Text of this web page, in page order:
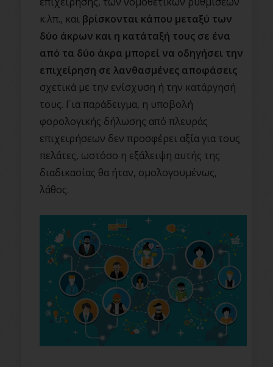
κ.λπ., και βρίσκονται κάπου μεταξύ των
δύο άκρων και η κατάταξή τους σε ένα
από τα δύο άκρα μπορεί να οδηγήσει την
επιχείρηση σε λανθασμένες αποφάσεις
σχετικά με την ενίσχυση ή την κατάργησή
τους. Για παράδειγμα, η υποβολή
φορολογικής δήλωσης από πλευράς
επιχειρήσεων δεν προσφέρει αξία για τους
πελάτες, ωστόσο η εξάλειψη αυτής της
διαδικασίας θα ήταν, ομολογουμένως,
λάθος.